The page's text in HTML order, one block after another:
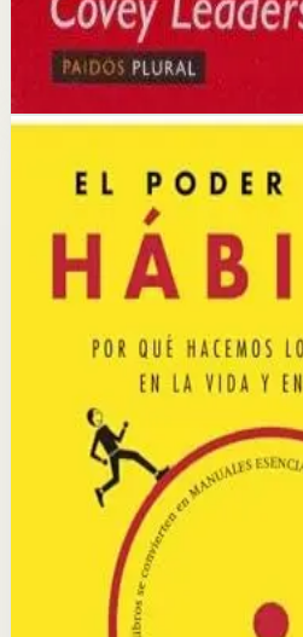
Divulgación: podemos ganar
mediante este enlace.
HábitosNeurociencia
El poder de los
Charles Duhigg
Duhigg explora la ciencia
pueden cambiarse. Combina
historias reales de personas,
Por qué importa
Este libro importa porque
los hábitos y te da el
intencionalmente,
Para quién es